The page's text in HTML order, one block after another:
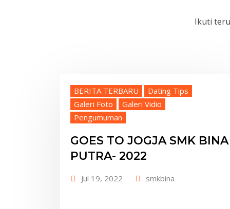
Ikuti
BERITA TERBARU
Dating Tips
Galeri Foto
Galeri Vidio
Pengumuman
GOES TO JOGJA SMK BINA
PUTRA- 2022
Jul 19, 2022 smkbina